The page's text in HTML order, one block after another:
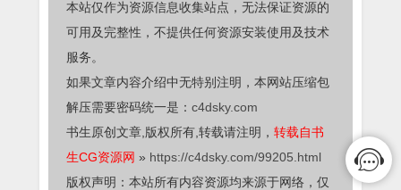
本站仅作为资源信息收集站点，无法保证资源的
可用及完整性，不提供任何资源安装使用及技术
服务。
如果文章内容介绍中无特别注明，本网站压缩包
解压需要密码统一是： c4dsky.com
书生原创文章,版权所有,转载请注明， 转载自书
生CG资源网 » https://c4dsky.com/99205.html
版权声明：本站所有内容资源均来源于网络，仅